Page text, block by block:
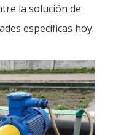
la solución de
específicas hoy.